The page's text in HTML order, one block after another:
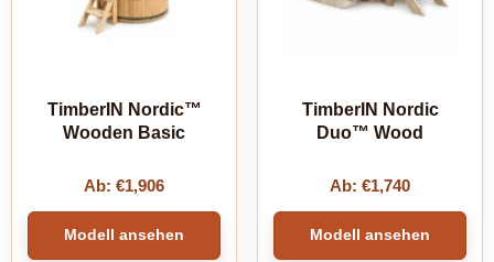
TimberIN Nordic™
Wooden Basic
Ab: €1,906
Modell ansehen
TimberIN Nordic
Duo™ Wood
Ab: €1,740
Modell ansehen